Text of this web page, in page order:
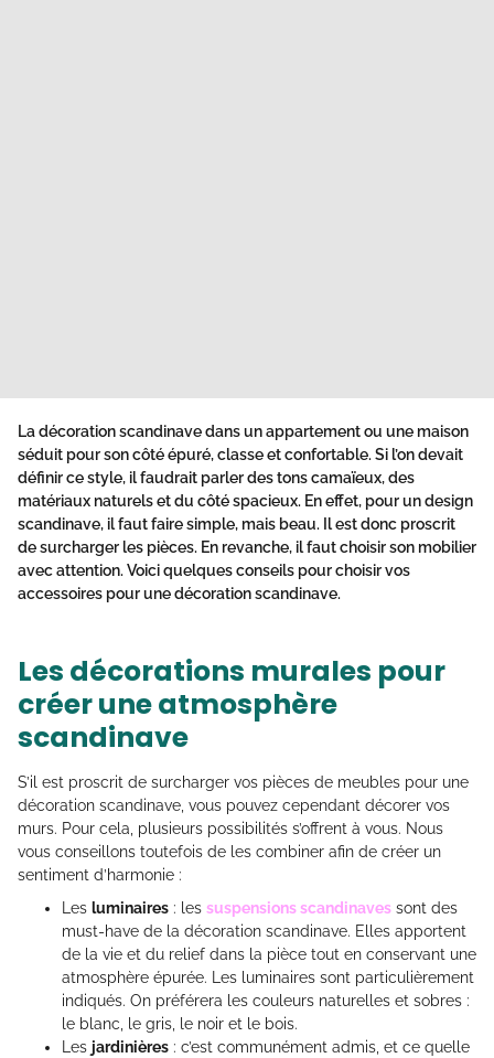
La décoration scandinave dans un appartement ou une maison
séduit pour son côté épuré, classe et confortable. Si l’on devait
définir ce style, il faudrait parler des tons camaïeux, des
matériaux naturels et du côté spacieux. En effet, pour un design
scandinave, il faut faire simple, mais beau. Il est donc proscrit
de surcharger les pièces. En revanche, il faut choisir son mobilier
avec attention. Voici quelques conseils pour choisir vos
accessoires pour une décoration scandinave.
​Les décorations murales pour
créer une atmosphère
scandinave
S’il est proscrit de surcharger vos pièces de meubles pour une
décoration scandinave, vous pouvez cependant décorer vos
murs. Pour cela, plusieurs possibilités s’offrent à vous. Nous
vous conseillons toutefois de les combiner afin de créer un
sentiment d’harmonie :
Les luminaires : les suspensions scandinaves sont des
must-have de la décoration scandinave. Elles apportent
de la vie et du relief dans la pièce tout en conservant une
atmosphère épurée. Les luminaires sont particulièrement
indiqués. On préférera les couleurs naturelles et sobres :
le blanc, le gris, le noir et le bois.
Les jardinières : c’est communément admis, et ce quelle